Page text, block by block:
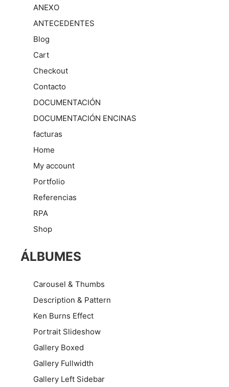
ANEXO
ANTECEDENTES
Blog
Cart
Checkout
Contacto
DOCUMENTACIÓN
DOCUMENTACIÓN ENCINAS
facturas
Home
My account
Portfolio
Referencias
RPA
Shop
ÁLBUMES
Carousel & Thumbs
Description & Pattern
Ken Burns Effect
Portrait Slideshow
Gallery Boxed
Gallery Fullwidth
Gallery Left Sidebar